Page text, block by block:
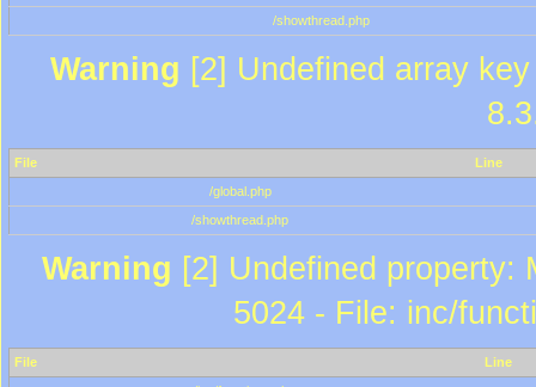
/showthread.php
Warning [2] Undefined array
File
Line
/global.php
/showthread.php
Warning [2] Undefined property:
5024 - File: inc/
File
Line